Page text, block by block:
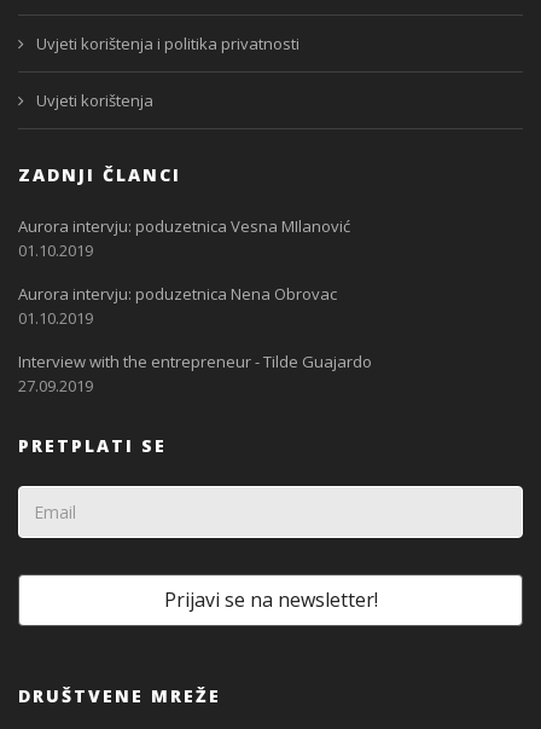
Uvjeti korištenja i politika privatnosti
Uvjeti korištenja
ZADNJI ČLANCI
Aurora intervju: poduzetnica Vesna MIlanović
01.10.2019
Aurora intervju: poduzetnica Nena Obrovac
01.10.2019
Interview with the entrepreneur - Tilde Guajardo
27.09.2019
PRETPLATI SE
DRUŠTVENE MREŽE